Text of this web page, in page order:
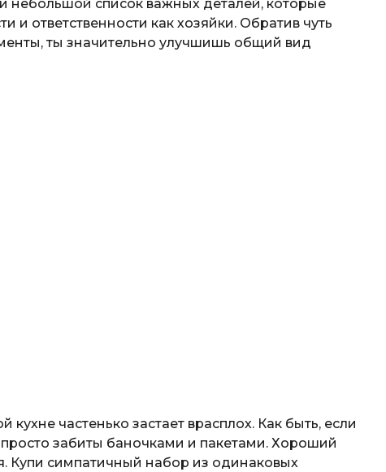
небольшой список важных деталей, которые
и ответственности как хозяйки. Обратив чуть
ты значительно улучшишь общий вид
частенько застает врасплох. Как быть, если
забиты баночками и пакетами. Хороший
Купи симпатичный набор из одинаковых